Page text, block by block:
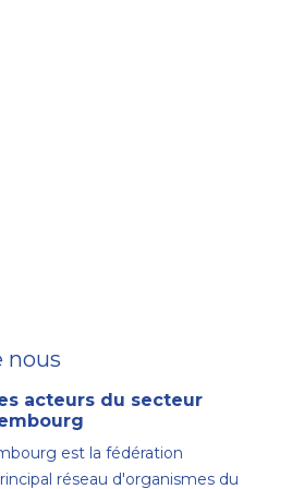
nous
acteurs du secteur
est la fédération
réseau d'organismes du